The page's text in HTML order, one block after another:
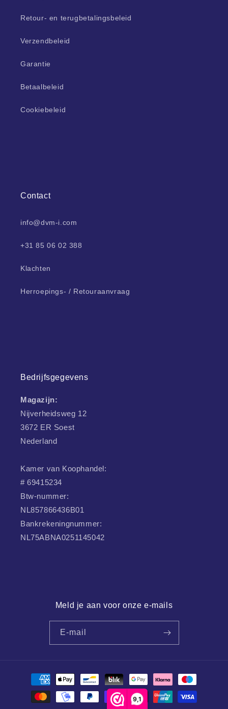
9,1
Retour- en terugbetalingsbeleid
Verzendbeleid
Garantie
Betaalbeleid
Cookiebeleid
Contact
info@dvm-i.com
+31 85 06 02 388
Klachten
Herroepings- / Retouraanvraag
Bedrijfsgegevens
Magazijn:
Nijverheidsweg 12
3672 ER Soest
Nederland
Kamer van Koophandel:
# 69415234
Btw-nummer:
NL857866436B01
Bankrekeningnummer:
NL75ABNA0251145042
Meld je aan voor onze e-mails
E-mail
Betaalmethoden